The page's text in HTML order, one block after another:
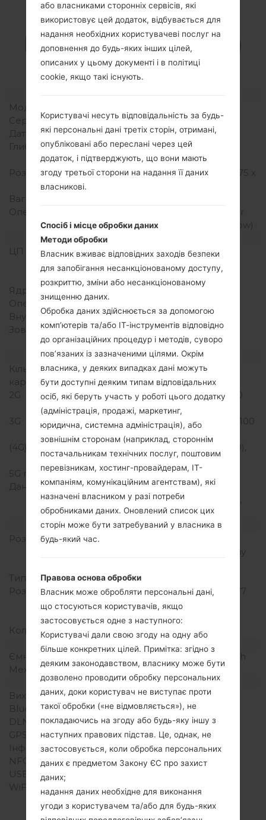
Специфікація
LGMS428(LGMS428)
akaLG K10
Модель
Серія
LG K10
Дата випуску
Січень, 2016
Глибина
8.8 міліметрів (0.35
дюйма)
Розміри (ширина/висота) 146 x 74.8 міліметрів (5.75 x
Вага
Операційна система
Android 5.1.1 (Lollipop) or
Android 6.0 (Marshmallow)
Апаратне забезпечення
ЦП (процесор)
1.2 GHz Cortex-A53
Qualcomm MSM8916
Snapdragon 410
Ядра процесора
Чотирьохядерний
Оперативна память
Внутрішня память
16GB
Зовнішня память
microSD, до 32 GB
(виділений слот)
Мережа та дані
Кількість місць для сім
карт
1 Мікро SIM
2G
GSM 850/900/1800/1900
MHz
3G
HSDPA 850/900/1900/2100
(4G) LTE
LTE band 1(2100), 3(1800),
7(2600), 8(900), 20(800)
5G network
-
Дані
GPRS, EDGE, UMTS,
HSDPA, HSUPA, HSPA+,
LTE
Дисплей
Розмір екрану
співвідношення екрану
Тип екрану
IPS LCD
Розширення екрану
720 x 1280 пікселів (~277
щільність пікселів на
дюйм)
Кольори екрану
16M кольорів
Акамулятор і клавіатура
Ємність акумулятора
Зємний Li-Ion 2300 mAh
Механічна клавіатура
-
Інтерфейси
Вихід для аудіо
3.5mm jack
Bluetooth
Версія 4.1, A2DP, LE
DLNA
Ні
GPS
Так, A-GPS, GLONASS
Інфрачервоний порт
Ні
NFC
Так
USB
WiFi
Wi-Fi 802.11 a/b/g/n/ac,
dual-band, WiFi Direct,
hotspot
або власниками сторонніх сервісів, які
використовує цей додаток, відбувається для
надання необхідних користувачеві послуг на
доповнення до будь-яких інших цілей,
описаних у цьому документі і в політиці
cookie, якщо такі існують.
Користувачі несуть відповідальність за будь-
які персональні дані третіх сторін, отримані,
опубліковані або переслані через цей
додаток, і підтверджують, що вони мають
згоду третьої сторони на надання її даних
власникові.
Спосіб і місце обробки даних
Методи обробки
Власник вживає відповідних заходів безпеки
для запобігання несанкціонованому доступу,
розкриттю, зміни або несанкціонованому
знищенню даних.
Обробка даних здійснюється за допомогою
комп’ютерів та/або ІТ-інструментів відповідно
до організаційних процедур і методів, суворо
пов’язаних із зазначеними цілями. Окрім
власника, у деяких випадках дані можуть
бути доступні деяким типам відповідальних
осіб, які беруть участь у роботі цього додатку
(адміністрація, продажі, маркетинг,
юридична, системна адміністрація), або
зовнішнім сторонам (наприклад, стороннім
постачальникам технічних послуг, поштовим
перевізникам, хостинг-провайдерам, ІТ-
компаніям, комунікаційним агентствам), які
назначені власником у разі потреби
обробниками даних. Оновлений список цих
сторін може бути затребуваний у власника в
будь-який час.
Правова основа обробки
Власник може обробляти персональні дані,
що стосуються користувачів, якщо
застосовується одне з наступного:
Користувачі дали свою згоду на одну або
більше конкретних цілей. Примітка: згідно з
деяким законодавством, власнику може бути
дозволено проводити обробку персональних
даних, доки користувач не виступає проти
такої обробки («не відмовляється»), не
покладаючись на згоду або будь-яку іншу з
наступних правових підстав. Це, однак, не
застосовується, коли обробка персональних
даних є предметом Закону ЄС про захист
даних;
надання даних необхідне для виконання
угоди з користувачем та/або для будь-яких